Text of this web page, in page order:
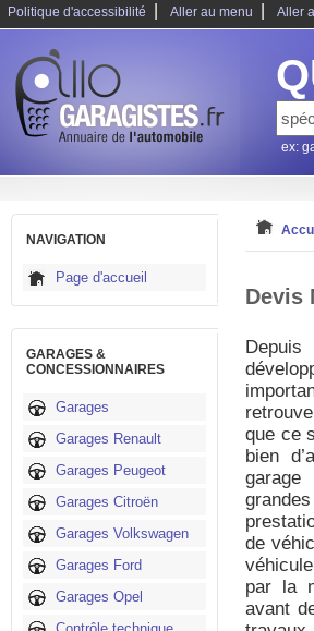
Politique d'accessibilité Aller au menu Aller
ex:
NAVIGATION
Page d'accueil
GARAGES &
CONCESSIONNAIRES
Garages
Garages Renault
Garages Peugeot
Garages Citroën
Garages Volkswagen
Garages Ford
Garages Opel
Devis
que ce
bien
de
par la
avant